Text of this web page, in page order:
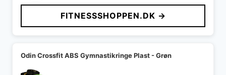
pris
var:
1.099 kr..
pris
er:
899 kr..
FITNESSSHOPPEN.DK →
Odin Crossfit ABS Gymnastikringe Plast - Grøn